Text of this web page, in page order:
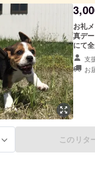
お礼
真データ１
にて
させ
ある
支
お
このリタ